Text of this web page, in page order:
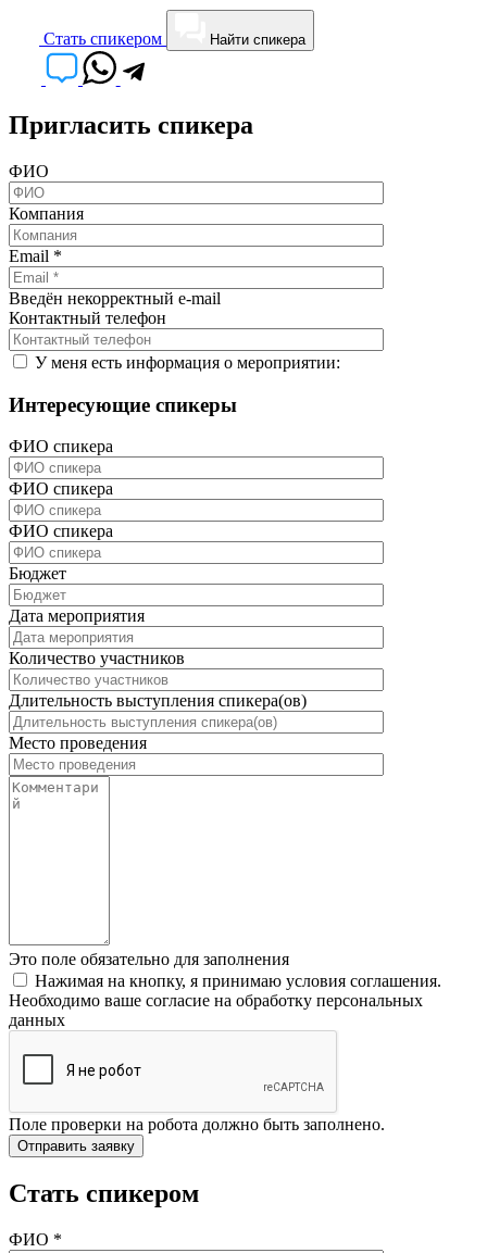
Cтать спикером Найти спикера
Пригласить спикера
ФИО
Компания
Email *
Введён некорректный e-mail
Контактный телефон
У меня есть информация о мероприятии:
Интересующие спикеры
ФИО спикера
ФИО спикера
ФИО спикера
Бюджет
Дата мероприятия
Количество участников
Длительность выступления спикера(ов)
Место проведения
Это поле обязательно для заполнения
Нажимая на кнопку, я принимаю условия соглашения.
Необходимо ваше согласие на обработку персональных
данных
Поле проверки на робота должно быть заполнено.
Стать спикером
ФИО *